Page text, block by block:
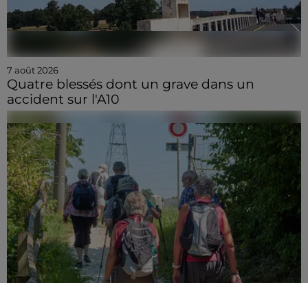
7 août 2026
Quatre blessés dont un grave dans un
accident sur l'A10